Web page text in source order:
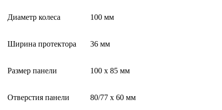
Диаметр колеса 100 мм
Ширина протектора 36 мм
Размер панели 100 x 85 мм
Отверстия панели 80/77 x 60 мм